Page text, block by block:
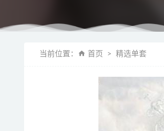
当前位置： 首页 精选单套